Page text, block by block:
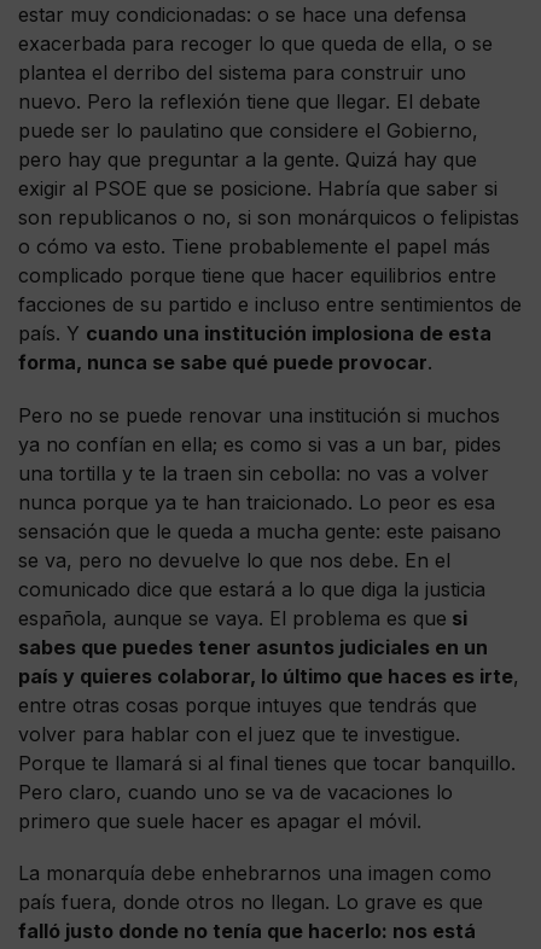
estar muy condicionadas: o se hace una defensa
exacerbada para recoger lo que queda de ella, o se
plantea el derribo del sistema para construir uno
nuevo. Pero la reflexión tiene que llegar. El debate
puede ser lo paulatino que considere el Gobierno,
pero hay que preguntar a la gente. Quizá hay que
exigir al PSOE que se posicione. Habría que saber si
son republicanos o no, si son monárquicos o felipistas
o cómo va esto. Tiene probablemente el papel más
complicado porque tiene que hacer equilibrios entre
facciones de su partido e incluso entre sentimientos de
país. Y cuando una institución implosiona de esta
forma, nunca se sabe qué puede provocar.
Pero no se puede renovar una institución si muchos
ya no confían en ella; es como si vas a un bar, pides
una tortilla y te la traen sin cebolla: no vas a volver
nunca porque ya te han traicionado. Lo peor es esa
sensación que le queda a mucha gente: este paisano
se va, pero no devuelve lo que nos debe. En el
comunicado dice que estará a lo que diga la justicia
española, aunque se vaya. El problema es que si
sabes que puedes tener asuntos judiciales en un
país y quieres colaborar, lo último que haces es irte,
entre otras cosas porque intuyes que tendrás que
volver para hablar con el juez que te investigue.
Porque te llamará si al final tienes que tocar banquillo.
Pero claro, cuando uno se va de vacaciones lo
primero que suele hacer es apagar el móvil.
La monarquía debe enhebrarnos una imagen como
país fuera, donde otros no llegan. Lo grave es que
falló justo donde no tenía que hacerlo: nos está